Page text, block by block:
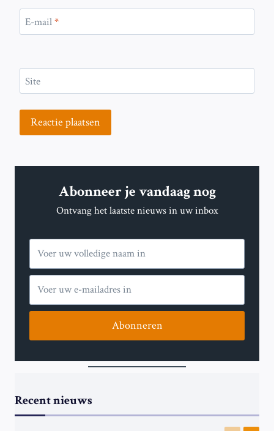
E-mail*
Site
Abonneer je vandaag nog
Ontvang het laatste nieuws in uw inbox
Abonneren
Recent nieuws